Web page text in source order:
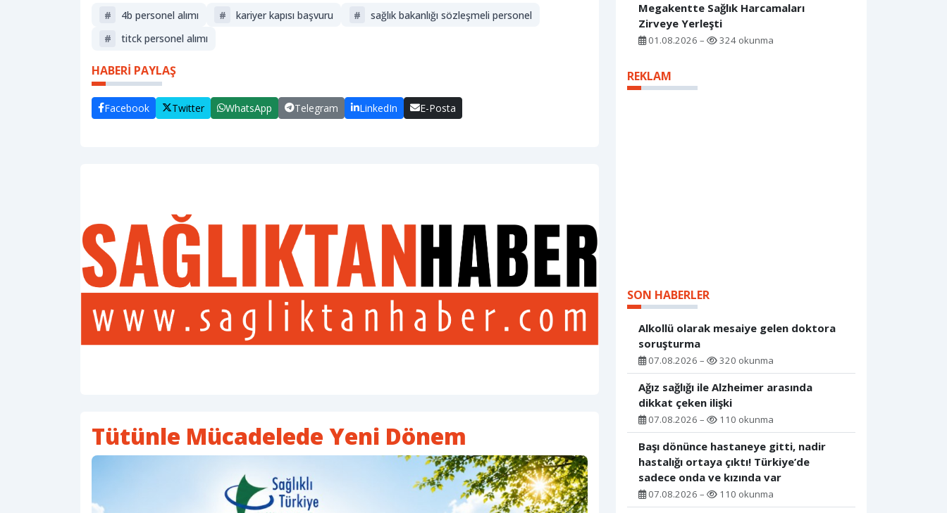
# 4b personel alımı # kariyer kapısı başvuru #
sağlık bakanlığı sözleşmeli personel
#
ti̇tck personel alımı
HABERİ PAYLAŞ
Facebook Twitter WhatsApp Telegram LinkedIn E-Posta
Tütünle Mücadelede Yeni Dönem
Megakentte Sağlık Harcamaları
Zirveye Yerleşti
01.08.2026 – 324 okunma
REKLAM
SON HABERLER
Alkollü olarak mesaiye gelen doktora
soruşturma
07.08.2026 – 320 okunma
Ağız sağlığı ile Alzheimer arasında
dikkat çeken ilişki
07.08.2026 – 110 okunma
Başı dönünce hastaneye gitti, nadir
hastalığı ortaya çıktı! Türkiye’de
sadece onda ve kızında var
07.08.2026 – 110 okunma